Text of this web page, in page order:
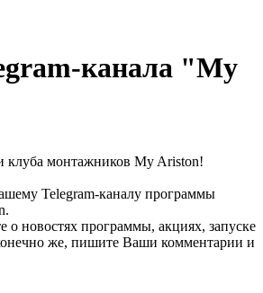
канала "My
клуба монтажников My Ariston!
Telegram-каналу программы
о новостях программы, акциях, запуске
же, пишите Ваши комментарии и